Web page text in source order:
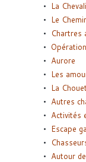
La
Le
Chartres
Aurore
Les
La
Autres
Activités
Escape
Autour